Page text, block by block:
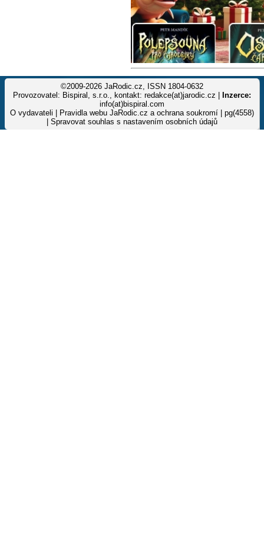
©2009-2026 JaRodic.cz, ISSN 1804-0632
Provozovatel: Bispiral, s.r.o., kontakt: redakce(at)jarodic.cz |
Inzerce:
info(at)bispiral.com
O vydavateli
Pravidla webu JaRodic.cz a ochrana soukromí | pg(4558)
Spravovat souhlas s nastavením osobních údajů